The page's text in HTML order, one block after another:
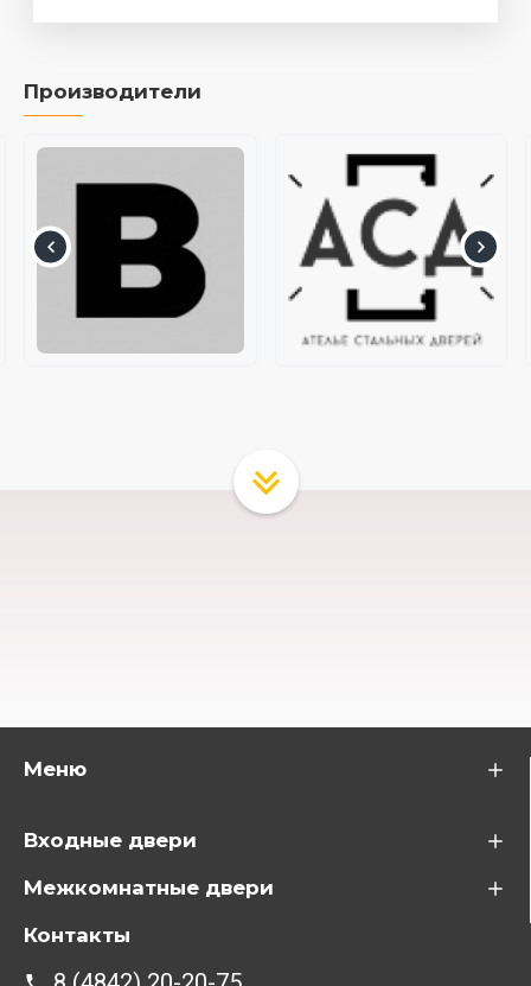
Производители
Меню
Входные двери
Межкомнатные двери
Контакты